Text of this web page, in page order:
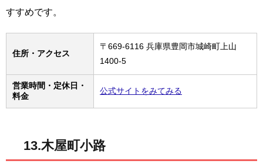
すすめです。
住所・アクセス
〒669-6116 兵庫県豊岡市城崎町上山
1400-5
営業時間・定休日・
料金
公式サイトをみてみる
13.木屋町小路